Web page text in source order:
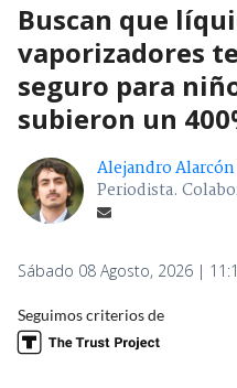
Buscan que
vaporizadores
seguro para
subieron un
Alejandro Alarcón
Periodista.
Sábado 08 Agosto, 2026 |
Seguimos criterios de